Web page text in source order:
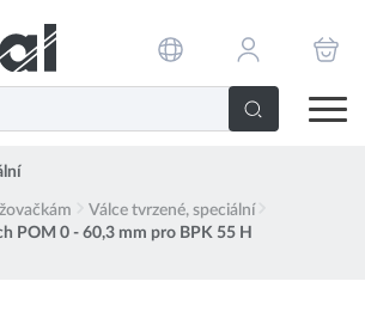
Válce tvrzené, speciální
POM 0 - 60,3 mm pro BPK 55 H